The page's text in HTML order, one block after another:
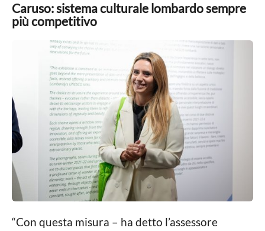
Caruso: sistema culturale lombardo sempre
più competitivo
“Con questa misura – ha detto l’assessore